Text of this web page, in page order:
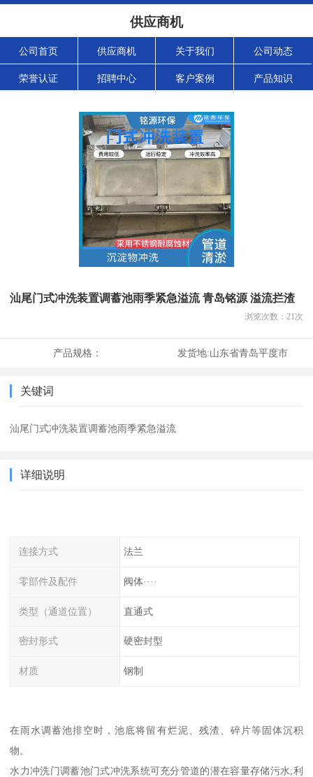
供应商机
公司首页 供应商机 关于我们 公司动态
荣誉认证 招聘中心 客户案例 产品知识
汕尾门式冲洗装置调蓄池雨季紧急溢流 青岛铭源 溢流拦渣
浏览次数： 21次
产品规格： 发货地:山东省青岛平度市
关键词
汕尾门式冲洗装置调蓄池雨季紧急溢流
详细说明
连接方式 法兰
零部件及配件 阀体····
类型（通道位置） 直通式
密封形式 硬密封型
材质 钢制
在雨水调蓄池排空时，池底将留有烂泥、残渣、碎片等固体沉积
物。
水力冲洗门调蓄池门式冲洗系统可充分管道的潜在容量存储污水;利